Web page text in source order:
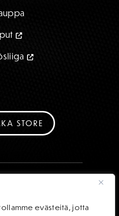
evästeitä, jotta
STORE